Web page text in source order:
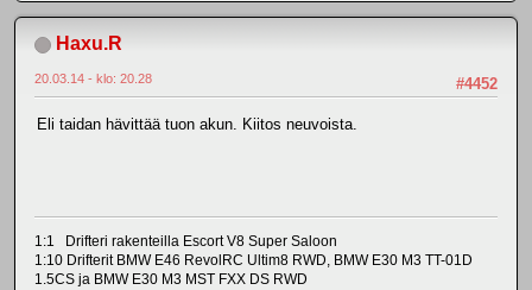
Haxu.R
#4452
20.03.14 - klo: 20.28
Eli taidan hävittää tuon akun. Kiitos neuvoista.
1:1 Drifteri rakenteilla Escort V8 Super Saloon
1:10 Drifterit BMW E46 RevolRC Ultim8 RWD, BMW E30 M3 TT-01D
1.5CS ja BMW E30 M3 MST FXX DS RWD